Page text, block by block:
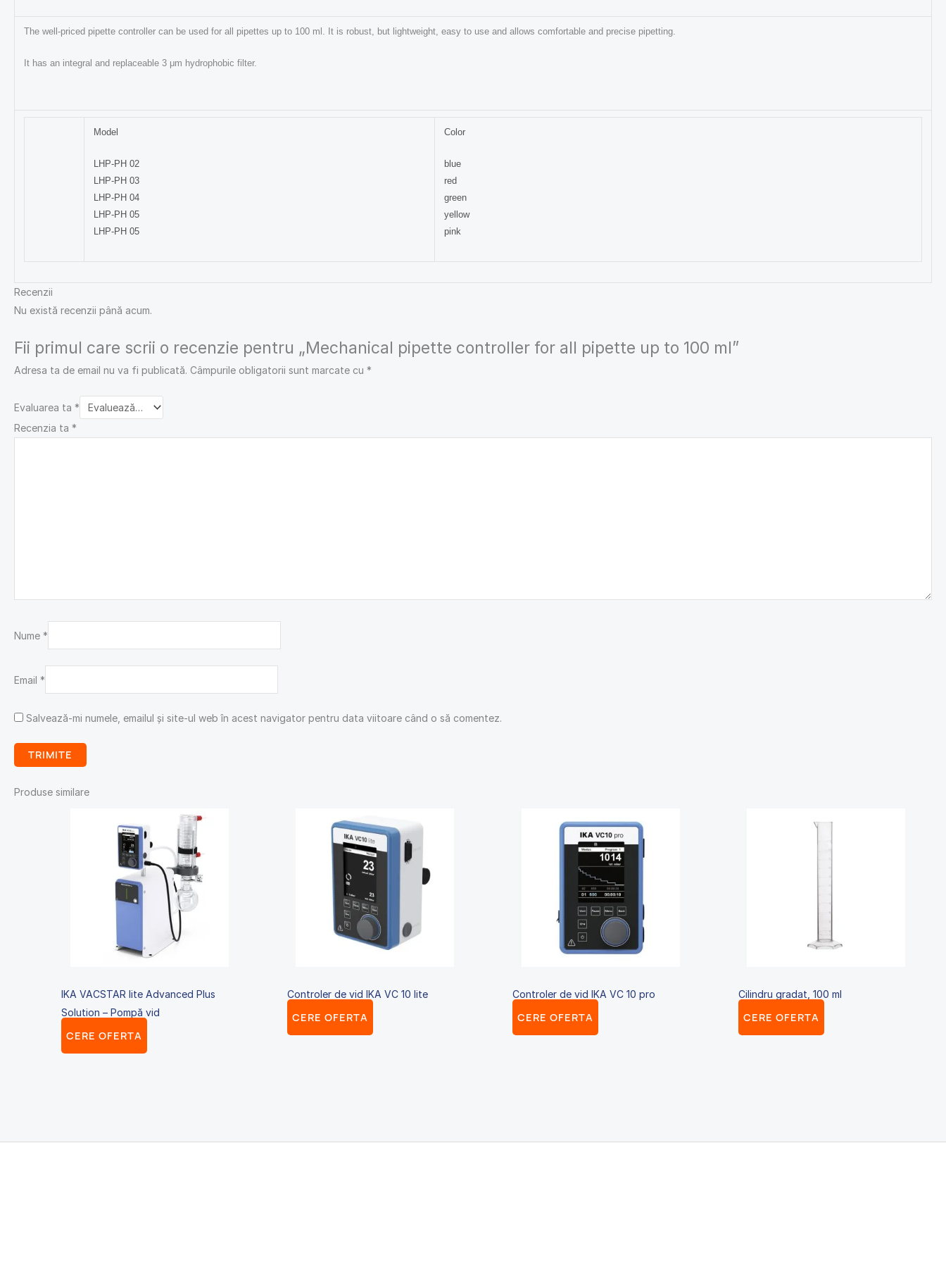
The well-priced pipette controller can be used for all pipettes up to 100 ml. It is robust, but lightweight, easy to use and allows comfortable and precise pipetting.
It has an integral and replaceable 3 μm hydrophobic filter.
Model
LHP-PH 02
LHP-PH 03
LHP-PH 04
LHP-PH 05
LHP-PH 05
Color
blue
red
green
yellow
pink
Recenzii
Nu există recenzii până acum.
Fii primul care scrii o recenzie pentru „Mechanical pipette controller for all pipette up to 100 ml”
Adresa ta de email nu va fi publicată. Câmpurile obligatorii sunt marcate cu *
Evaluarea ta *
Recenzia ta *
Nume *
Email *
Salvează-mi numele, emailul și site-ul web în acest navigator pentru data viitoare când o să comentez.
Produse similare
IKA VACSTAR lite Advanced Plus
Solution – Pompă vid
CERE OFERTA
Controler de vid IKA VC 10 lite
CERE OFERTA
Controler de vid IKA VC 10 pro
CERE OFERTA
Cilindru gradat, 100 ml
CERE OFERTA